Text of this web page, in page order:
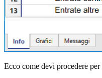
Ecco come devi procedere